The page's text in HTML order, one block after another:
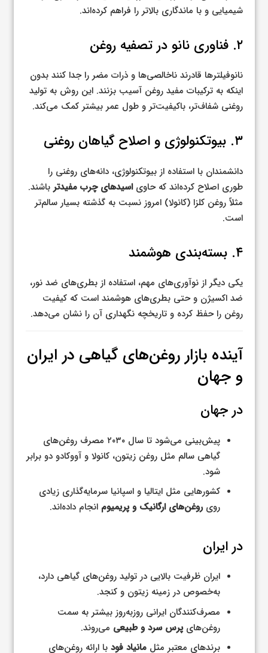
شیمیایی و با ماندگاری بالاتر را فراهم کرده‌اند.
۲. فناوری نانو در تصفیه روغن
نانو‌فیلترها قادرند ناخالصی‌ها و ذرات مضر را جدا کنند بدون
اینکه به ترکیبات مفید روغن آسیب بزنند. این روش به تولید
روغنی شفاف‌تر، باکیفیت‌تر و طول عمر بیشتر کمک می‌کند.
۳. بیوتکنولوژی و اصلاح گیاهان روغنی
دانشمندان با استفاده از بیوتکنولوژی، دانه‌های روغنی را
طوری اصلاح کرده‌اند که حاویاسیدهای چرب مفیدتر باشند.
مثلاً روغن کلزا (کانولا) امروز نسبت به گذشته بسیار سالم‌تر
است.
۴. بسته‌بندی هوشمند
یکی دیگر از نوآوری‌های مهم، استفاده از بطری‌های ضد نور،
ضد اکسیژن و حتی بطری‌های هوشمند است که کیفیت
روغن را حفظ کرده و تاریخچه نگهداری آن را نشان می‌دهد.
آینده بازار روغن‌های گیاهی در ایران
و جهان
در جهان
پیش‌بینی می‌شود تا سال ۲۰۳۰ مصرف روغن‌های
گیاهی سالم مثل روغن زیتون، کانولا و آووکادو دو برابر
شود.
کشورهایی مثل ایتالیا و اسپانیا سرمایه‌گذاری زیادی
رویروغن‌های ارگانیک و پریمیوم انجام داده‌اند.
در ایران
ایران ظرفیت بالایی در تولید روغن‌های گیاهی دارد،
به‌خصوص در زمینه زیتون و کنجد.
مصرف‌کنندگان ایرانی روزبه‌روز بیشتر به سمت
روغن‌هایپرس سرد و طبیعی می‌روند.
برندهای معتبر مثل مانیاد فود با ارائه روغن‌های